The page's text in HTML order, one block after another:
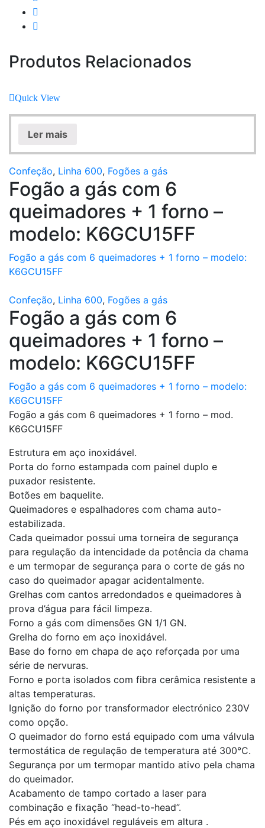
Produtos Relacionados
Quick View
Ler mais
Confeção, Linha 600, Fogões a gás
Fogão a gás com 6
queimadores + 1 forno –
modelo: K6GCU15FF
Fogão a gás com 6 queimadores + 1 forno – modelo:
K6GCU15FF
Confeção, Linha 600, Fogões a gás
Fogão a gás com 6
queimadores + 1 forno –
modelo: K6GCU15FF
Fogão a gás com 6 queimadores + 1 forno – modelo:
K6GCU15FF
Fogão a gás com 6 queimadores + 1 forno – mod.
K6GCU15FF
Estrutura em aço inoxidável.
Porta do forno estampada com painel duplo e
puxador resistente.
Botões em baquelite.
Queimadores e espalhadores com chama auto-
estabilizada.
Cada queimador possui uma torneira de segurança
para regulação da intencidade da potência da chama
e um termopar de segurança para o corte de gás no
caso do queimador apagar acidentalmente.
Grelhas com cantos arredondados e queimadores à
prova d’água para fácil limpeza.
Forno a gás com dimensões GN 1/1 GN.
Grelha do forno em aço inoxidável.
Base do forno em chapa de aço reforçada por uma
série de nervuras.
Forno e porta isolados com fibra cerâmica resistente a
altas temperaturas.
Ignição do forno por transformador electrónico 230V
como opção.
O queimador do forno está equipado com uma válvula
termostática de regulação de temperatura até 300°C.
Segurança por um termopar mantido ativo pela chama
do queimador.
Acabamento de tampo cortado a laser para
combinação e fixação “head-to-head”.
Pés em aço inoxidável reguláveis em altura .